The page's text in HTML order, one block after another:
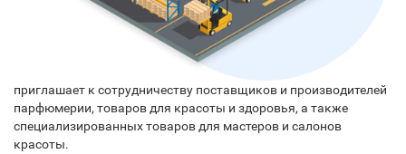
приглашает к сотрудничеству поставщиков и производителей
парфюмерии, товаров для красоты и здоровья, а также
специализированных товаров для мастеров и салонов
красоты.